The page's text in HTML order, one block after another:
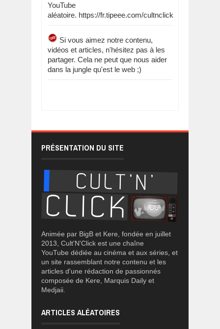
YouTube
aléatoire. https://fr.tipeee.com/cultnclick
Si vous aimez notre contenu,
vidéos et articles, n'hésitez pas à les
partager. Cela ne peut que nous aider
dans la jungle qu'est le web ;)
PRÉSENTATION DU SITE
Animée par BigB et Kere, fondée en juillet
2013, Cult'N'Click est une chaîne
YouTube dédiée au cinéma et aux séries, et
un site rassemblant notre contenu et les
articles d'une rédaction de passionnés
composée de Kere, Marquis Daily et
Medjaii.
ARTICLES ALÉATOIRES